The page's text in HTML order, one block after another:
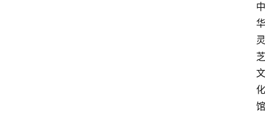
中
华
灵
芝
文
化
馆